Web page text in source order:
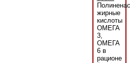
жирные
кислоты
ОМЕГА
3,
ОМЕГА
6 в
рационе